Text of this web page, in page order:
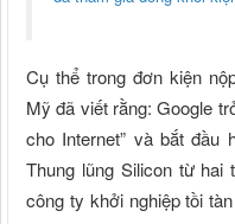
Cụ thể trong đơn kiện
Mỹ đã viết rằng: Google
cho Internet” và bắt đầu
Thung lũng Silicon từ
công ty khởi nghiệp tồi